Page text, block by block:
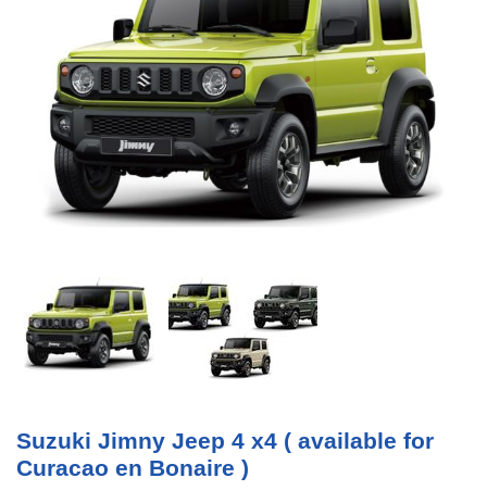
Suzuki Jimny Jeep 4 x4 ( available for
Curacao en Bonaire )